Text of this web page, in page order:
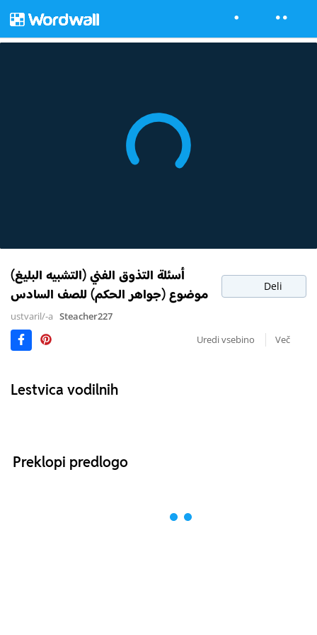
أسئلة التذوق الفني (التشبيه البليغ)
موضوع (جواهر الحكم) للصف السادس
Deli
ustvaril/-a Steacher227
Uredi vsebino
Več
Lestvica vodilnih
Preklopi predlogo